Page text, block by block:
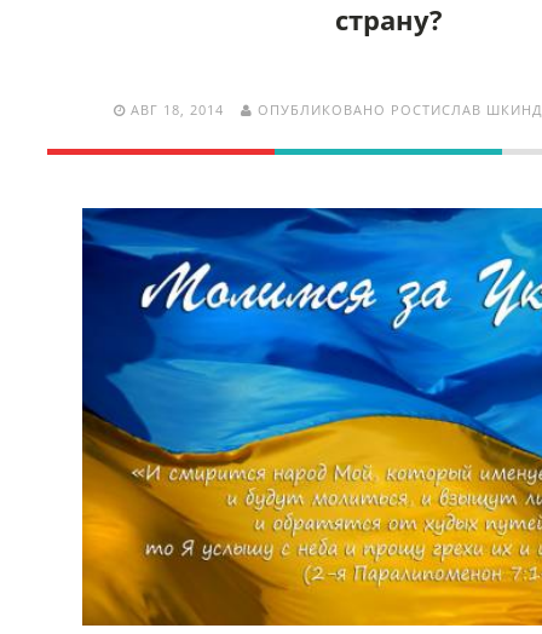
страну?
АВГ 18, 2014 ОПУБЛИКОВАНО РОСТИСЛАВ